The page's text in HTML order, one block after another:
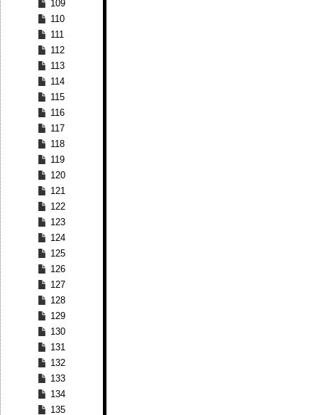
109
110
111
112
113
114
115
116
117
118
119
120
121
122
123
124
125
126
127
128
129
130
131
132
133
134
135